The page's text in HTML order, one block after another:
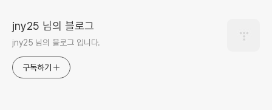
jny25 님의 블로그
jny25 님의 블로그 입니다.
구독하기